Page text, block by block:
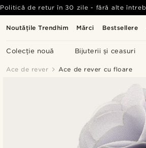
Noutățile Trendhim Mărci Bestsellere
Colecție nouă Bijuterii și ceasuri
Politică de retur în 30 zile - fără alte
Ace de rever Ace de rever cu floare